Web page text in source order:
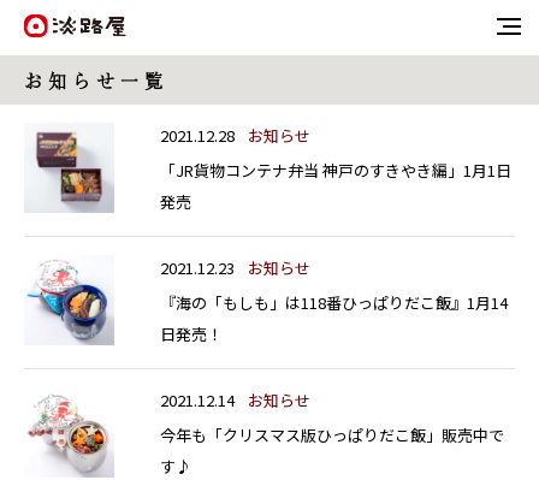
お 知 ら せ 一 覧
2021.12.28
お知らせ
「JR貨物コンテナ弁当 神戸のすきやき編」1月1日
発売
2021.12.23
お知らせ
『海の「もしも」は118番ひっぱりだこ飯』1月14
日発売！
2021.12.14
お知らせ
今年も「クリスマス版ひっぱりだこ飯」販売中で
す♪